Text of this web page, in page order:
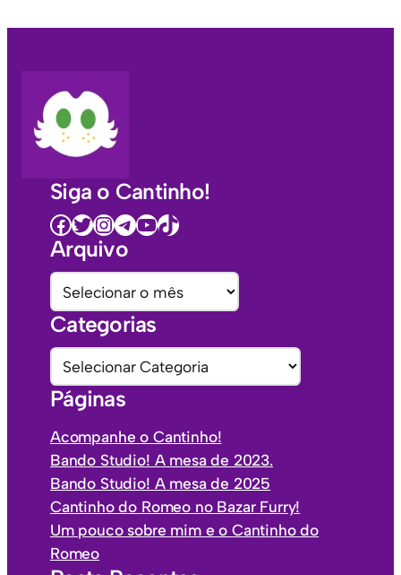
Siga o Cantinho!
Facebook Twitter InstagramTelegramYoutube TikTok
Arquivo
A
r
q
u
v
s
Categorias
C
a
t
e
g
o
r
i
a
s
Páginas
Acompanhe o Cantinho!
Bando Studio! A mesa de 2023.
Bando Studio! A mesa de 2025
Cantinho do Romeo no Bazar Furry!
Um pouco sobre mim e o Cantinho do
Romeo